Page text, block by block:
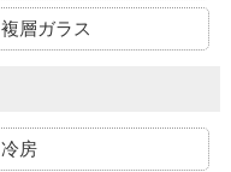
複層ガラス
冷房